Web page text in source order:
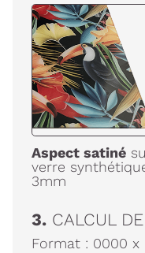
Aspect satiné
verre
3mm
3. CALCUL
Format : 0000 x